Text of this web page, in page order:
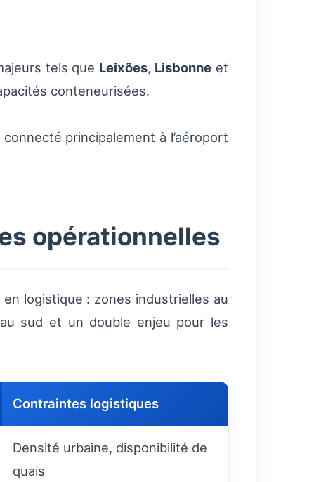
tels que Leixões, Lisbonne et
conteneurisées.
principalement à l’aéroport
opérationnelles
logistique : zones industrielles au
sud et un double enjeu pour les
Contraintes logistiques
Densité urbaine, disponibilité de
quais